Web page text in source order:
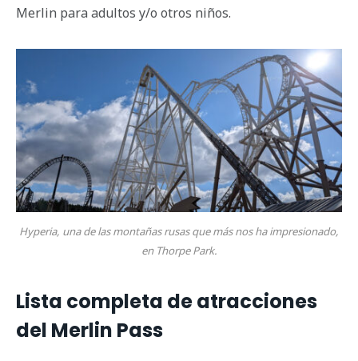
Merlin para adultos y/o otros niños.
Hyperia, una de las montañas rusas que más nos ha impresionado,
en Thorpe Park.
Lista completa de atracciones
del Merlin Pass